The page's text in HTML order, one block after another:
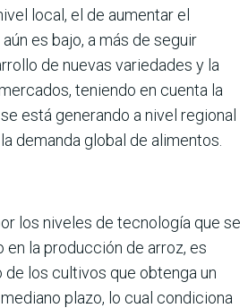
local, el de aumentar el
es bajo, a más de seguir
de nuevas variedades y la
teniendo en cuenta la
está generando a nivel regional
demanda global de alimentos.
los niveles de tecnología que se
en la producción de arroz, es
de los cultivos que obtenga un
plazo, lo cual condiciona